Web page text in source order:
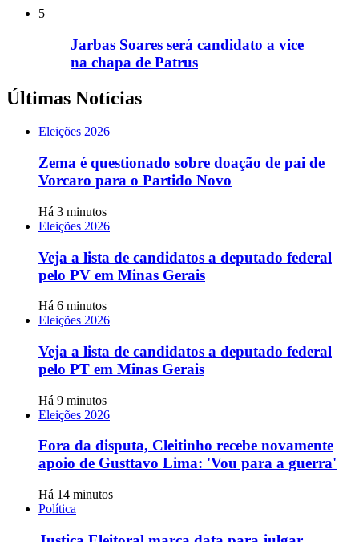
5
Jarbas Soares será candidato a vice
na chapa de Patrus
Últimas Notícias
Eleições 2026
Zema é questionado sobre doação de pai de
Vorcaro para o Partido Novo
Há 3 minutos
Eleições 2026
Veja a lista de candidatos a deputado federal
pelo PV em Minas Gerais
Há 6 minutos
Eleições 2026
Veja a lista de candidatos a deputado federal
pelo PT em Minas Gerais
Há 9 minutos
Eleições 2026
Fora da disputa, Cleitinho recebe novamente
apoio de Gusttavo Lima: 'Vou para a guerra'
Há 14 minutos
Política